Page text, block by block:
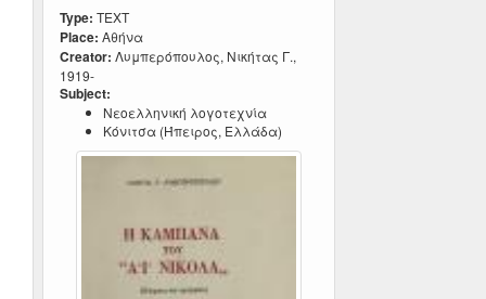
Type: TEXT
Place: Αθήνα
Creator: Λυμπερόπουλος, Νικήτας Γ.,
1919-
Subject:
Νεοελληνική λογοτεχνία
Κόνιτσα (Ήπειρος, Ελλάδα)